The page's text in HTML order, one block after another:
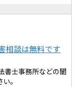
相談は無料です
書士事務所などの闇
。